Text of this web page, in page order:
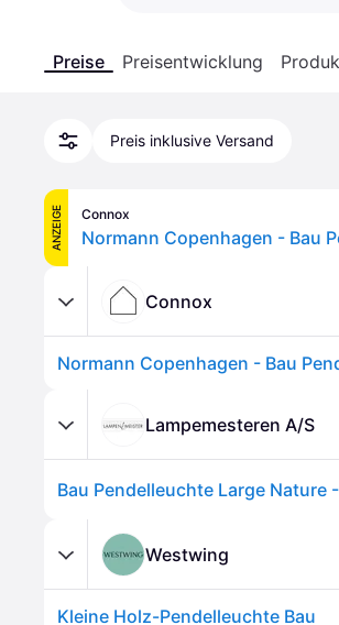
Preise Preisentwicklung
Preis inklusive Versand
ANZEIGE Connox
Connox
Lampemesteren A/S
Westwing
Kleine Holz-Pendelleuchte Bau